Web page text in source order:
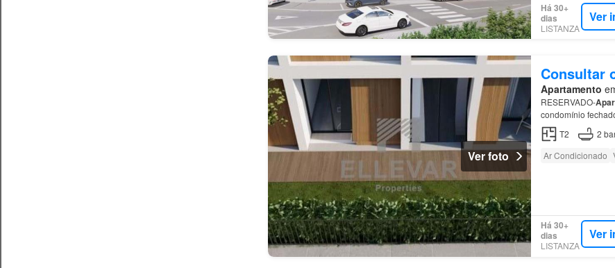
Há 30+
dias
LISTANZA
Ver
Ver foto
Consultar
Apartamento
RESERVADO-
condomínio
T2
2
Ar Condicionado
Há 30+
dias
LISTANZA
Ver